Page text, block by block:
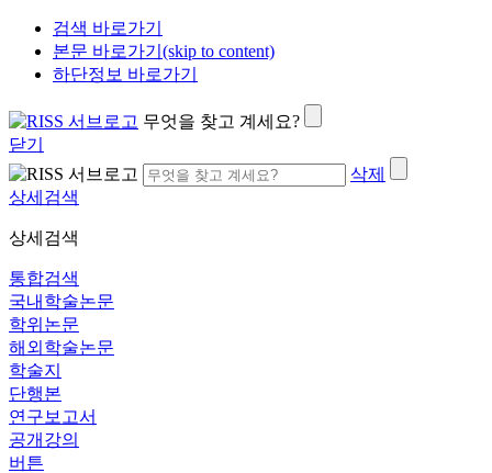
검색 바로가기
본문 바로가기(skip to content)
하단정보 바로가기
무엇을 찾고 계세요?
닫기
삭제
상세검색
상세검색
통합검색
국내학술논문
학위논문
해외학술논문
학술지
단행본
연구보고서
공개강의
버튼